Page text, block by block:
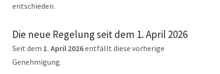
entschieden.
Die neue Regelung seit dem 1. April 2026
Seit dem 1. April 2026entfällt diese vorherige
Genehmigung.